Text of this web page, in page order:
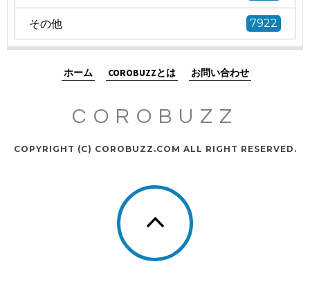
その他 7922
ホーム COROBUZZとは お問い合わせ
COROBUZZ
COPYRIGHT (C) COROBUZZ.COM ALL RIGHT RESERVED.